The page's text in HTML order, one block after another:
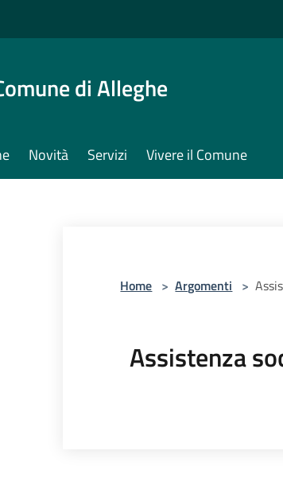
di Alleghe
Novità Servizi Vivere il Comune
Home > Argomenti >
Assistenza